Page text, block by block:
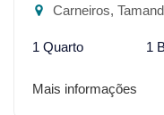
Carneiros,
1 Quarto 1
Mais informações